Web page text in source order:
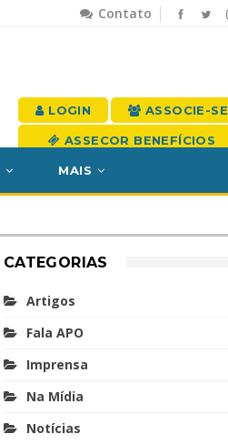
Contato
LOGIN ASSOCIE-SE
ASSECOR BENEFÍCIOS
MAIS
CATEGORIAS
Artigos
Fala APO
Imprensa
Na Mídia
Notícias